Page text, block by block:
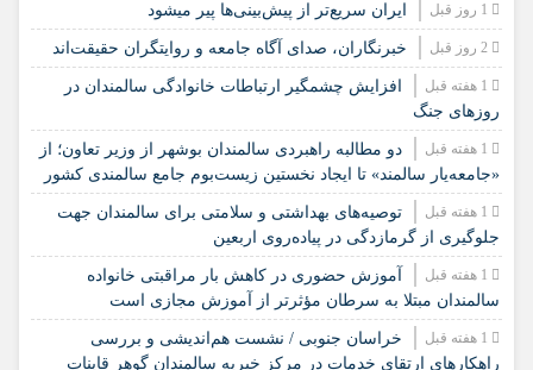
ایران سریع‌تر از پیش‌بینی‌ها پیر میشود
خبرنگاران، صدای آگاه جامعه و روایتگران حقیقت‌اند
افزایش چشمگیر ارتباطات خانوادگی سالمندان در
روزهای جنگ
دو مطالبه راهبردی سالمندان بوشهر از وزیر تعاون؛ از
«جامعه‌یار سالمند» تا ایجاد نخستین زیست‌بوم جامع سالمندی کشور
️توصیه‌های بهداشتی و سلامتی برای سالمندان جهت
جلوگیری از گرمازدگی در پیاده‌روی اربعین
آموزش حضوری در کاهش بار مراقبتی خانواده
سالمندان مبتلا به سرطان مؤثرتر از آموزش مجازی است
خراسان جنوبی / نشست هم‌اندیشی و بررسی
راهکارهای ارتقای خدمات در مرکز خیریه سالمندان گوهر قاینات